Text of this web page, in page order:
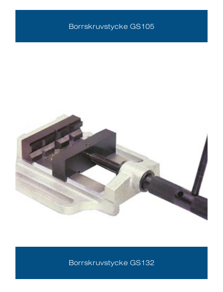
Borrskruvstycke GS105
Borrskruvstycke GS132